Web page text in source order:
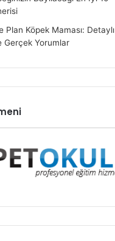
Plan Köpek Maması: Detaylı
Gerçek Yorumlar